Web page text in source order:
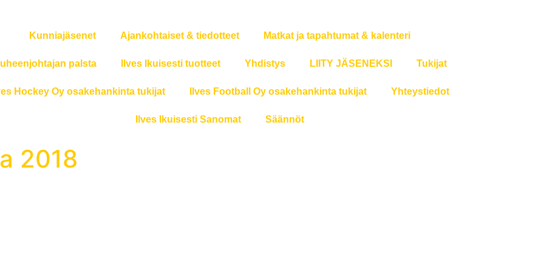
Kunniajäsenet Ajankohtaiset & tiedotteet Matkat ja tapahtumat & kalenteri
palsta Ilves Ikuisesti tuotteet Yhdistys LIITY JÄSENEKSI Tukijat
Hockey Oy osakehankinta tukijat Ilves Football Oy osakehankinta tukijat Yhteystiedot
Ilves Ikuisesti Sanomat Säännöt
2018